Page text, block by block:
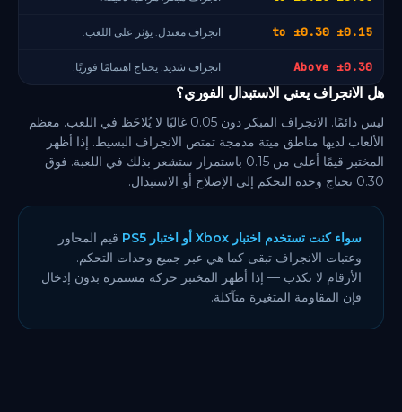
±0.15 to ±0.30 انجراف معتدل. يؤثر على اللعب.
Above ±0.30 انجراف شديد. يحتاج اهتمامًا فوريًا.
هل الانجراف يعني الاستبدال الفوري؟
ليس دائمًا. الانجراف المبكر دون 0.05 غالبًا لا يُلاحَظ في اللعب. معظم
الألعاب لديها مناطق ميتة مدمجة تمتص الانجراف البسيط. إذا أظهر
المختبر قيمًا أعلى من 0.15 باستمرار ستشعر بذلك في اللعبة. فوق
0.30 تحتاج وحدة التحكم إلى الإصلاح أو الاستبدال.
سواء كنت تستخدم اختبار Xbox أو اختبار PS5
قيم المحاور
وعتبات الانجراف تبقى كما هي عبر جميع وحدات التحكم.
الأرقام لا تكذب — إذا أظهر المختبر حركة مستمرة بدون إدخال
فإن المقاومة المتغيرة متآكلة.